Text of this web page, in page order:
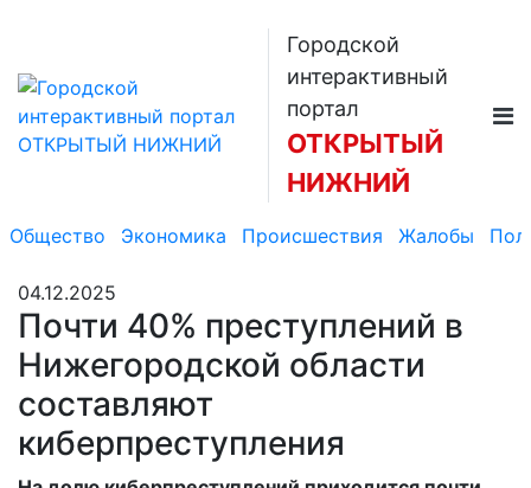
Городской
интерактивный
портал
ОТКРЫТЫЙ
НИЖНИЙ
Общество Экономика Происшествия Жалобы
04.12.2025
Почти 40% преступлений в
Нижегородской области
составляют
киберпреступления